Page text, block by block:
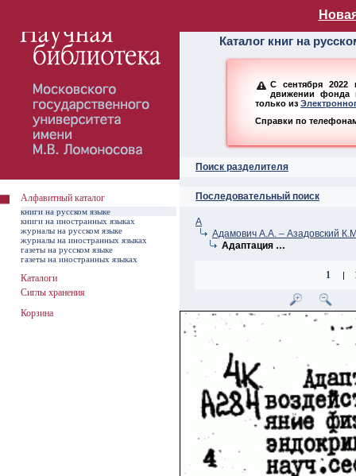
Алфавитный
Каталог книг на
С сентября 2022
движении фонда
только из
Справки по
Поиск разделителя
Последовательный поиск
А
Адамович А.А. – Азадовский
Адаптация …
1 |
Алфавитный каталог
книги на русском языке
книги на иностранных языках
журналы на русском языке
журналы на иностранных языках
газеты на русском языке
газеты на иностранных языках
Каталоги
Сиглы хранения
Корзина